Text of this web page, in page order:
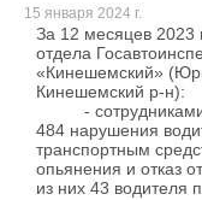
15 января 2024 г.
За 12 месяцев 2023
отдела
«Кинешемский»
Кинешемский р-н):
- сотрудниками
484 нарушения
транспортным
опьянения и отказ
из них 43 водителя